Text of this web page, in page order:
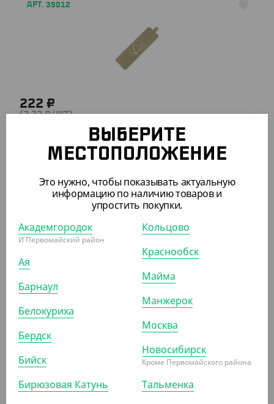
АРТ. 35012
222 ₽
(2.22 ₽/ШТ)
Подложка золотистая, с держателем, 130*40 мм,
прямоугольник, 0,8 мм
222 ₽
(2.22 ₽/ШТ)
Подложка золотистая, с держателем, 60*95 мм, овал,
0,8 мм
УП (100)
ВЫБЕРИТЕ
МЕСТОПОЛОЖЕНИЕ
Это нужно, чтобы показывать актуальную
информацию по наличию товаров и
упростить покупки.
Академгородок
И Первомайский район
Ая
Барнаул
Белокуриха
Бердск
Бийск
Бирюзовая Катунь
Кольцово
Краснообск
Майма
Манжерок
Москва
Новосибирск
Кроме Первомайского района
Тальменка